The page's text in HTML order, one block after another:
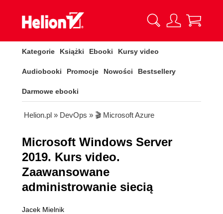
Kategorie Książki Ebooki Kursy video
Audiobooki Promocje Nowości Bestsellery
Darmowe ebooki
Helion.pl » DevOps » 🎬 Microsoft Azure
Microsoft Windows Server
2019. Kurs video.
Zaawansowane
administrowanie siecią
Jacek Mielnik